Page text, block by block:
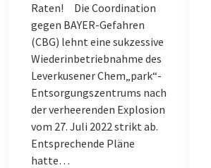
Raten! Die Coordination
gegen BAYER-Gefahren
(CBG) lehnt eine sukzessive
Wiederinbetriebnahme des
Leverkusener Chem„park“-
Entsorgungszentrums nach
der verheerenden Explosion
vom 27. Juli 2022 strikt ab.
Entsprechende Pläne
hatte…